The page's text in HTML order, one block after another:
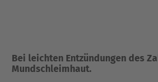
Bei leichten Entzündungen des
Mundschleimhaut.